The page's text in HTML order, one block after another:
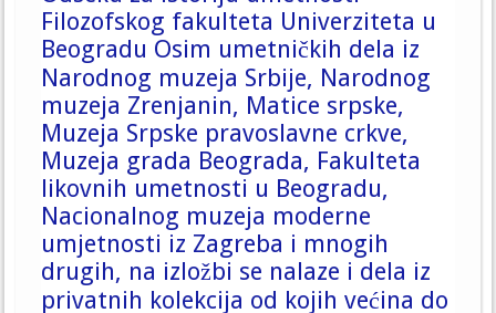
Filozofskog fakulteta Univerziteta u
Beogradu Osim umetničkih dela iz
Narodnog muzeja Srbije, Narodnog
muzeja Zrenjanin, Matice srpske,
Muzeja Srpske pravoslavne crkve,
Muzeja grada Beograda, Fakulteta
likovnih umetnosti u Beogradu,
Nacionalnog muzeja moderne
umjetnosti iz Zagreba i mnogih
drugih, na izložbi se nalaze i dela iz
privatnih kolekcija od kojih većina do